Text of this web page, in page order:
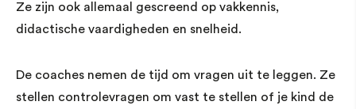
Ze zijn ook allemaal gescreend op vakkennis,
didactische vaardigheden en snelheid.
De coaches nemen de tijd om vragen uit te leggen. Ze
stellen controlevragen om vast te stellen of je kind de